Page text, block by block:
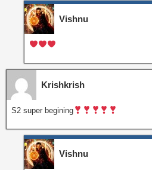
Vishnu
Krishkrish
S2 super begining
Vishnu